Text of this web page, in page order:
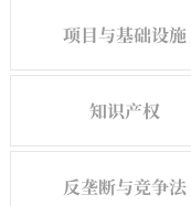
项目与基础设施
知识产权
反垄断与竞争法